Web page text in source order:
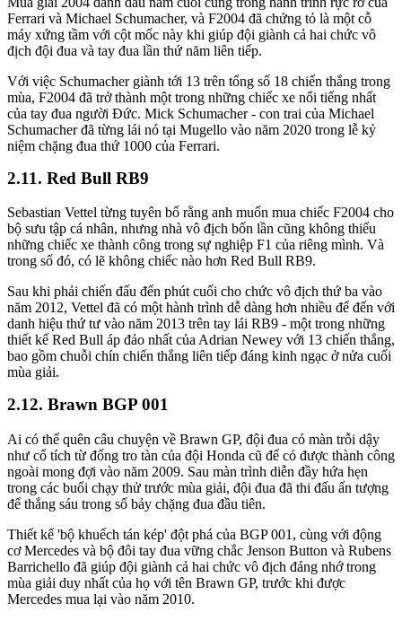
Ferrari và Michael Schumacher, và F2004 đã chứng tỏ là một cỗ
máy xứng tầm với cột mốc này khi giúp đội giành cả hai chức vô
địch đội đua và tay đua lần thứ năm liên tiếp.
Với việc Schumacher giành tới 13 trên tổng số 18 chiến thắng trong
mùa, F2004 đã trở thành một trong những chiếc xe nổi tiếng nhất
của tay đua người Đức. Mick Schumacher - con trai của Michael
Schumacher đã từng lái nó tại Mugello vào năm 2020 trong lễ kỷ
niệm chặng đua thứ 1000 của Ferrari.
Red Bull RB9
Sebastian Vettel từng tuyên bố rằng anh muốn mua chiếc F2004 cho
bộ sưu tập cá nhân, nhưng nhà vô địch bốn lần cũng không thiếu
những chiếc xe thành công trong sự nghiệp F1 của riêng mình. Và
trong số đó, có lẽ không chiếc nào hơn Red Bull RB9.
Sau khi phải chiến đấu đến phút cuối cho chức vô địch thứ ba vào
năm 2012, Vettel đã có một hành trình dễ dàng hơn nhiều để đến với
danh hiệu thứ tư vào năm 2013 trên tay lái RB9 - một trong những
thiết kế Red Bull áp đảo nhất của Adrian Newey với 13 chiến thắng,
bao gồm chuỗi chín chiến thắng liên tiếp đáng kinh ngạc ở nửa cuối
mùa giải.
Brawn BGP 001
Ai có thể quên câu chuyện về Brawn GP, đội đua có màn trỗi dậy
như cổ tích từ đống tro tàn của đội Honda cũ để có được thành công
ngoài mong đợi vào năm 2009. Sau màn trình diễn đầy hứa hẹn
trong các buổi chạy thử trước mùa giải, đội đua đã thi đấu ấn tượng
để thắng sáu trong số bảy chặng đua đầu tiên.
Thiết kế 'bộ khuếch tán kép' đột phá của BGP 001, cùng với động
cơ Mercedes và bộ đôi tay đua vững chắc Jenson Button và Rubens
Barrichello đã giúp đội giành cả hai chức vô địch đáng nhớ trong
mùa giải duy nhất của họ với tên Brawn GP, trước khi được
Mercedes mua lại vào năm 2010.